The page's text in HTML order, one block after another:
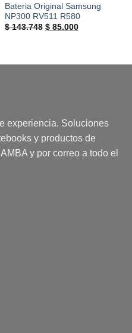
Bateria Original Samsung
NP300 RV511 R580
$143.748 El
$85.000El
experiencia. Soluciones
y productos de
y por correo a todo el